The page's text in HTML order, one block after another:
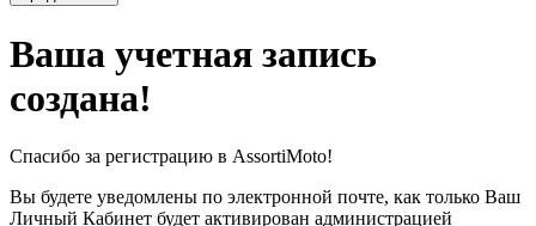
Ваша учетная запись
создана!
Спасибо за регистрацию в AssortiMoto!
Вы будете уведомлены по электронной почте, как только Ваш
Личный Кабинет будет активирован администрацией